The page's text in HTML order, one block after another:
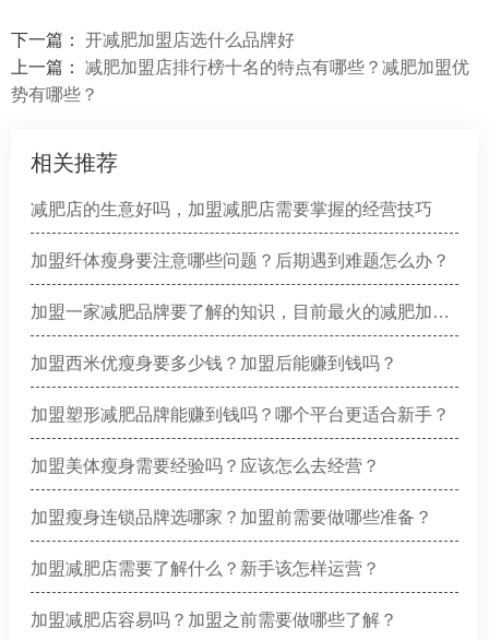
下一篇：
开减肥加盟店选什么品牌好
上一篇：
减肥加盟店排行榜十名的特点有哪些？减肥加盟优
势有哪些？
相关推荐
减肥店的生意好吗，加盟减肥店需要掌握的经营技巧
加盟纤体瘦身要注意哪些问题？后期遇到难题怎么办？
加盟一家减肥品牌要了解的知识，目前最火的减肥加盟
加盟西米优瘦身要多少钱？加盟后能赚到钱吗？
加盟塑形减肥品牌能赚到钱吗？哪个平台更适合新手？
加盟美体瘦身需要经验吗？应该怎么去经营？
加盟瘦身连锁品牌选哪家？加盟前需要做哪些准备？
加盟减肥店需要了解什么？新手该怎样运营？
加盟减肥店容易吗？加盟之前需要做哪些了解？